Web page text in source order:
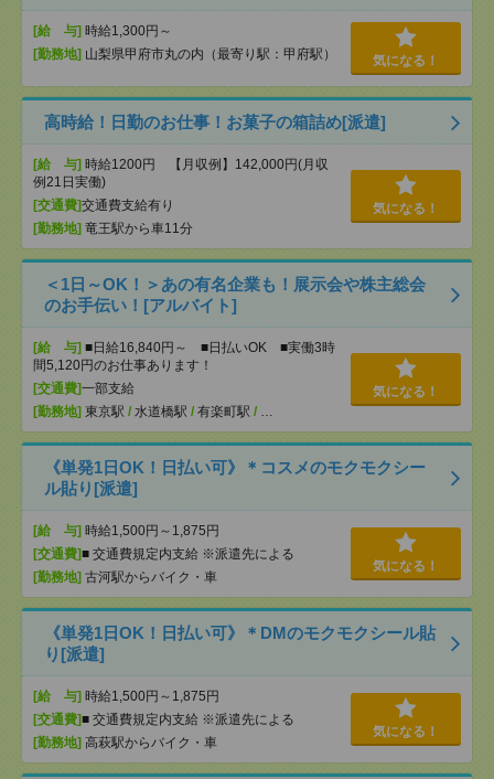
[給 与] 時給1,300円～
[勤務地] 山梨県甲府市丸の内（最寄り駅：甲府駅） 気になる！
高時給！日勤のお仕事！お菓子の箱詰め[派遣]
[給 与] 時給1200円 【月収例】142,000円(月収
例21日実働)
[交通費]交通費支給有り
[勤務地] 竜王駅から車11分
気になる！
＜1日～OK！＞あの有名企業も！展示会や株主総会
のお手伝い！[アルバイト]
[給 与] ■日給16,840円～ ■日払いOK ■実働3時
間5,120円のお仕事あります！
[交通費]一部支給
[勤務地] 東京駅 / 水道橋駅 / 有楽町駅 / …
気になる！
《単発1日OK！日払い可》＊コスメのモクモクシー
ル貼り[派遣]
[給 与] 時給1,500円～1,875円
[交通費]■ 交通費規定内支給 ※派遣先による
[勤務地] 古河駅からバイク・車
気になる！
《単発1日OK！日払い可》＊DMのモクモクシール貼
り[派遣]
[給 与] 時給1,500円～1,875円
[交通費]■ 交通費規定内支給 ※派遣先による
[勤務地] 高萩駅からバイク・車
気になる！